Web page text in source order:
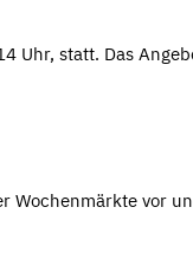
Uhr, statt. Das
Wochenmärkte vor